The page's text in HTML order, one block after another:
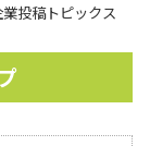
投稿トピックス